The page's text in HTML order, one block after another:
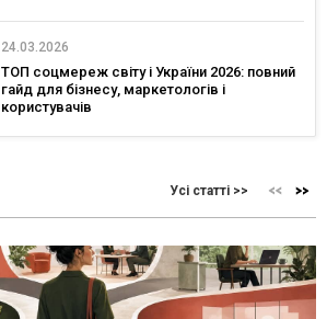
четвер — дослідження eSputnik та Inweb
24.03.2026
ТОП соцмереж світу і України 2026: повний
гайд для бізнесу, маркетологів і
користувачів
Усі статті >>